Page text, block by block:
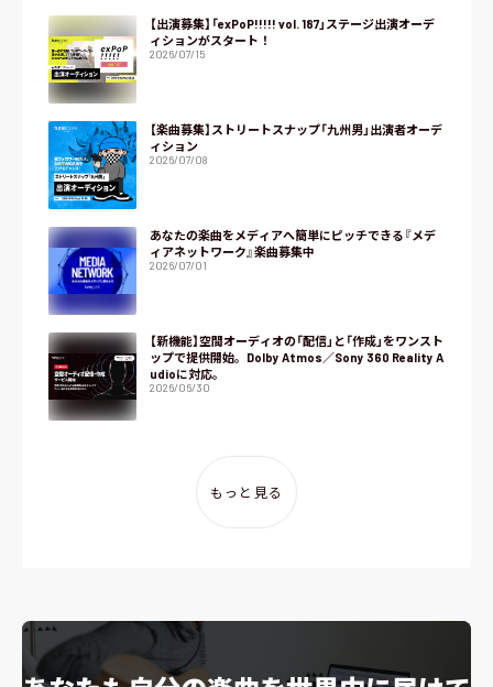
【出演募集】「exPoP!!!!! vol. 187」ステージ出演オーデ
ィションがスタート！
2026/07/15
【楽曲募集】ストリートスナップ「九州男」出演者オーデ
ィション
2026/07/08
あなたの楽曲をメディアへ簡単にピッチできる『メデ
ィアネットワーク』楽曲募集中
2026/07/01
【新機能】空間オーディオの「配信」と「作成」をワンスト
ップで提供開始。Dolby Atmos／Sony 360 Reality A
udioに対応。
2026/06/30
もっと見る